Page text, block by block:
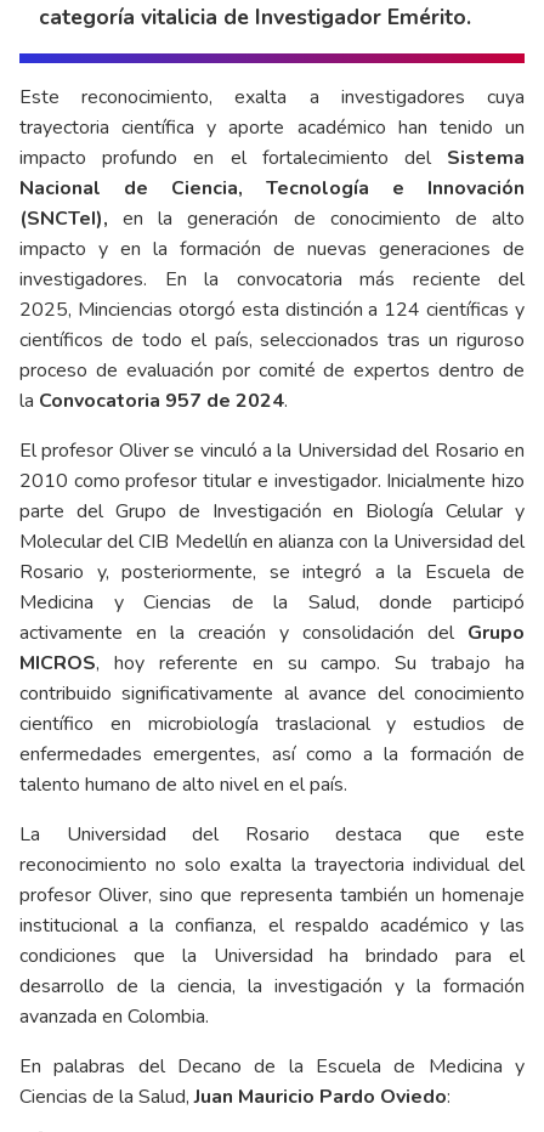
categoría vitalicia de Investigador Emérito.
Este reconocimiento, exalta a investigadores cuya
trayectoria científica y aporte académico han tenido un
impacto profundo en el fortalecimiento del Sistema
Nacional de Ciencia, Tecnología e Innovación
(SNCTeI), en la generación de conocimiento de alto
impacto y en la formación de nuevas generaciones de
investigadores. En la convocatoria más reciente del
2025, Minciencias otorgó esta distinción a 124 científicas y
científicos de todo el país, seleccionados tras un riguroso
proceso de evaluación por comité de expertos dentro de
la Convocatoria 957 de 2024.
El profesor Oliver se vinculó a la Universidad del Rosario en
2010 como profesor titular e investigador. Inicialmente hizo
parte del Grupo de Investigación en Biología Celular y
Molecular del CIB Medellín en alianza con la Universidad del
Rosario y, posteriormente, se integró a la Escuela de
Medicina y Ciencias de la Salud, donde participó
activamente en la creación y consolidación del Grupo
MICROS, hoy referente en su campo. Su trabajo ha
contribuido significativamente al avance del conocimiento
científico en microbiología traslacional y estudios de
enfermedades emergentes, así como a la formación de
talento humano de alto nivel en el país.
La Universidad del Rosario destaca que este
reconocimiento no solo exalta la trayectoria individual del
profesor Oliver, sino que representa también un homenaje
institucional a la confianza, el respaldo académico y las
condiciones que la Universidad ha brindado para el
desarrollo de la ciencia, la investigación y la formación
avanzada en Colombia.
En palabras del Decano de la Escuela de Medicina y
Ciencias de la Salud,Juan Mauricio Pardo Oviedo: